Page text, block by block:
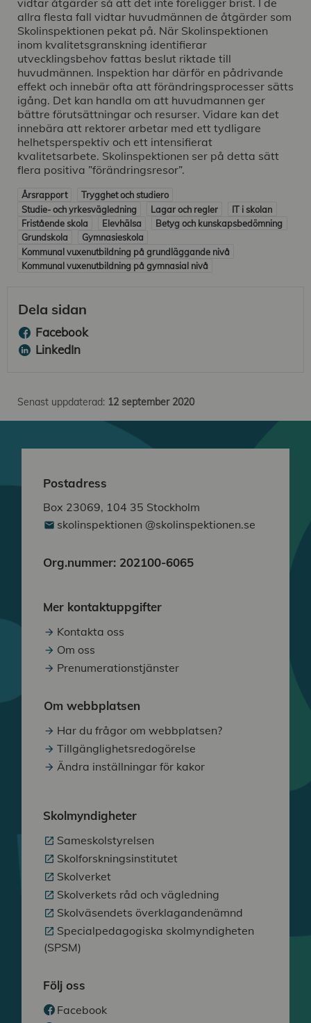
allra flesta fall vidtar huvudmännen de åtgärder som
Skolinspektionen pekat på. När Skolinspektionen
inom kvalitetsgranskning identifierar
utvecklingsbehov fattas beslut riktade till
huvudmännen. Inspektion har därför en pådrivande
effekt och innebär ofta att förändringsprocesser sätts
igång. Det kan handla om att huvudmannen ger
bättre förutsättningar och resurser. Vidare kan det
innebära att rektorer arbetar med ett tydligare
helhetsperspektiv och ett intensifierat
kvalitetsarbete. Skolinspektionen ser på detta sätt
flera positiva ”förändringsresor”.
Årsrapport
Trygghet och studiero
Studie- och yrkesvägledning
Lagar och regler
IT i skolan
Fristående skola
Elevhälsa
Betyg och kunskapsbedömning
Grundskola
Gymnasieskola
Kommunal vuxenutbildning på grundläggande nivå
Kommunal vuxenutbildning på gymnasial nivå
Dela sidan
Facebook
LinkedIn
Senast uppdaterad: 12 september 2020
Postadress
Box 23069, 104 35 Stockholm
skolinspektionen @skolinspektionen.se
Org.nummer: 202100-6065
Mer kontaktuppgifter
Kontakta oss
Om oss
Prenumerationstjänster
Om webbplatsen
Har du frågor om webbplatsen?
Tillgänglighetsredogörelse
Ändra inställningar för kakor
Skolmyndigheter
Sameskolstyrelsen
Skolforskningsinstitutet
Skolverket
Skolverkets råd och vägledning
Skolväsendets överklagandenämnd
Specialpedagogiska skolmyndigheten
(SPSM)
Följ oss
Facebook